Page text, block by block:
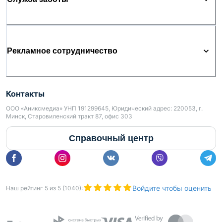
Рекламное сотрудничество
Контакты
ООО «Аниксмедиа» УНП 191299645, Юридический адрес: 220053, г.
Минск, Старовиленский тракт 87, офис 303
Справочный центр
Наш рейтинг 5 из 5 (1040): Войдите чтобы оценить